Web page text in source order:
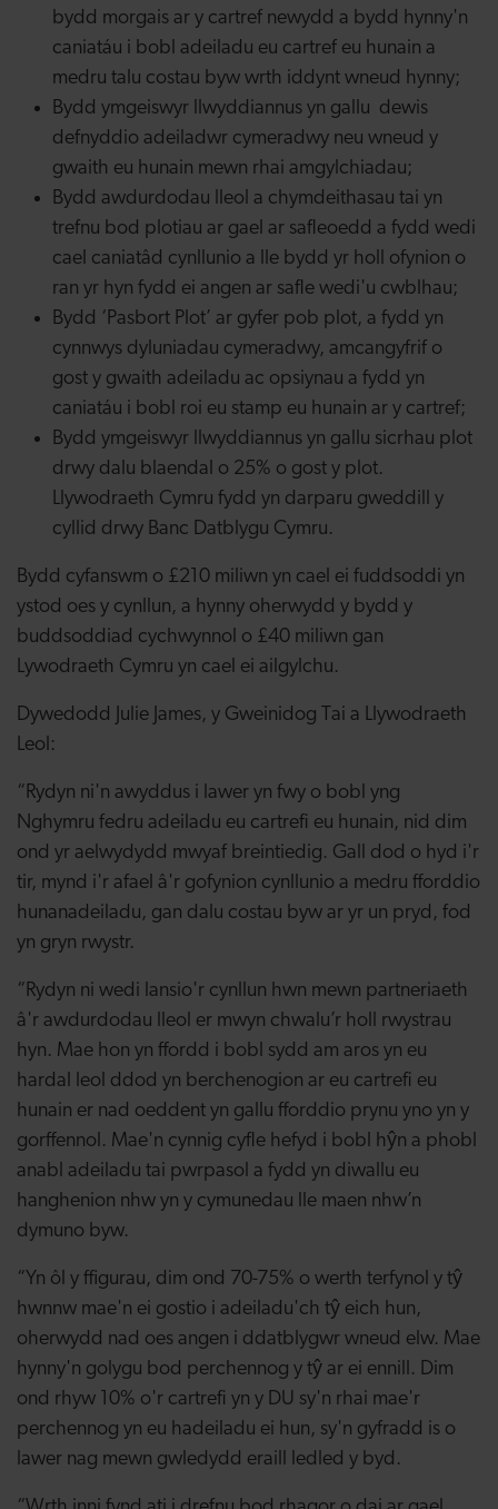
bydd morgais ar y cartref newydd a bydd hynny'n
caniatáu i bobl adeiladu eu cartref eu hunain a
medru talu costau byw wrth iddynt wneud hynny;
Bydd ymgeiswyr llwyddiannus yn gallu dewis
defnyddio adeiladwr cymeradwy neu wneud y
gwaith eu hunain mewn rhai amgylchiadau;
Bydd awdurdodau lleol a chymdeithasau tai yn
trefnu bod plotiau ar gael ar safleoedd a fydd wedi
cael caniatâd cynllunio a lle bydd yr holl ofynion o
ran yr hyn fydd ei angen ar safle wedi'u cwblhau;
Bydd ‘Pasbort Plot’ ar gyfer pob plot, a fydd yn
cynnwys dyluniadau cymeradwy, amcangyfrif o
gost y gwaith adeiladu ac opsiynau a fydd yn
caniatáu i bobl roi eu stamp eu hunain ar y cartref;
Bydd ymgeiswyr llwyddiannus yn gallu sicrhau plot
drwy dalu blaendal o 25% o gost y plot.
Llywodraeth Cymru fydd yn darparu gweddill y
cyllid drwy Banc Datblygu Cymru.
Bydd cyfanswm o £210 miliwn yn cael ei fuddsoddi yn
ystod oes y cynllun, a hynny oherwydd y bydd y
buddsoddiad cychwynnol o £40 miliwn gan
Lywodraeth Cymru yn cael ei ailgylchu.
Dywedodd Julie James, y Gweinidog Tai a Llywodraeth
Leol:
“Rydyn ni'n awyddus i lawer yn fwy o bobl yng
Nghymru fedru adeiladu eu cartrefi eu hunain, nid dim
ond yr aelwydydd mwyaf breintiedig. Gall dod o hyd i'r
tir, mynd i'r afael â'r gofynion cynllunio a medru fforddio
hunanadeiladu, gan dalu costau byw ar yr un pryd, fod
yn gryn rwystr.
“Rydyn ni wedi lansio'r cynllun hwn mewn partneriaeth
â'r awdurdodau lleol er mwyn chwalu’r holl rwystrau
hyn. Mae hon yn ffordd i bobl sydd am aros yn eu
hardal leol ddod yn berchenogion ar eu cartrefi eu
hunain er nad oeddent yn gallu fforddio prynu yno yn y
gorffennol. Mae'n cynnig cyfle hefyd i bobl hŷn a phobl
anabl adeiladu tai pwrpasol a fydd yn diwallu eu
hanghenion nhw yn y cymunedau lle maen nhw’n
dymuno byw.
“Yn ôl y ffigurau, dim ond 70-75% o werth terfynol y tŷ
hwnnw mae'n ei gostio i adeiladu'ch tŷ eich hun,
oherwydd nad oes angen i ddatblygwr wneud elw. Mae
hynny'n golygu bod perchennog y tŷ ar ei ennill. Dim
ond rhyw 10% o'r cartrefi yn y DU sy'n rhai mae'r
perchennog yn eu hadeiladu ei hun, sy'n gyfradd is o
lawer nag mewn gwledydd eraill ledled y byd.